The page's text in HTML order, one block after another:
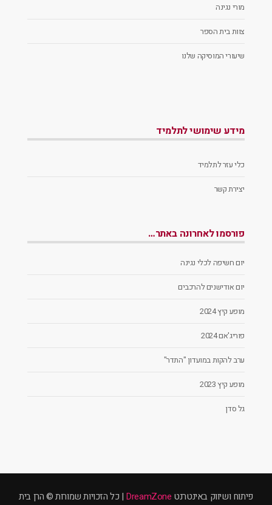
מורי נגינה
צוות בית הספר
שיעורי המוסיקה שלנו
מידע שימושי לתלמיד
כלי עזר לתלמיד
יצירת קשר
פורסמו לאחרונה באתר…
יום חשיפה לכלי נגינה
יום אודישנים להרכבים
מופע קיץ 2024
פוריג'אם 2024
ערב להקות במועדון "התדר"
מופע קיץ 2023
גל סדן
פיתוח ושיווק באינטרנט DreamZone | כל הזכויות שמורות © הרן בית